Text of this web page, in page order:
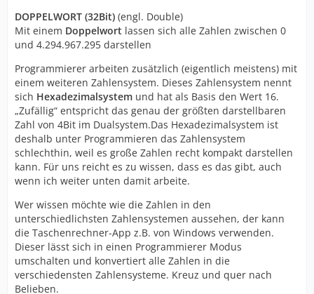
DOPPELWORT (32Bit) (engl. Double)
Mit einem Doppelwort lassen sich alle Zahlen zwischen 0
und 4.294.967.295 darstellen
Programmierer arbeiten zusätzlich (eigentlich meistens) mit
einem weiteren Zahlensystem. Dieses Zahlensystem nennt
sich Hexadezimalsystem und hat als Basis den Wert 16.
„Zufällig“ entspricht das genau der größten darstellbaren
Zahl von 4Bit im Dualsystem.Das Hexadezimalsystem ist
deshalb unter Programmieren das Zahlensystem
schlechthin, weil es große Zahlen recht kompakt darstellen
kann. Für uns reicht es zu wissen, dass es das gibt, auch
wenn ich weiter unten damit arbeite.
Wer wissen möchte wie die Zahlen in den
unterschiedlichsten Zahlensystemen aussehen, der kann
die Taschenrechner-App z.B. von Windows verwenden.
Dieser lässt sich in einen Programmierer Modus
umschalten und konvertiert alle Zahlen in die
verschiedensten Zahlensysteme. Kreuz und quer nach
Belieben.